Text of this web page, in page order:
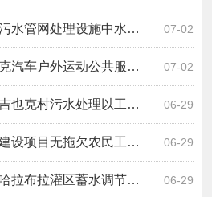
07-02
设计－施工－运营）工程总承包无拖欠农民工工资情况公示
07-02
项目EPC工程总承包无拖欠农民工工资情况公示
06-29
工代赈项目无拖欠农民工工资情况公示
06-29
无拖欠农民工工资情况公示
06-29
设计采购施工总承包无拖欠农民工工资情况公示